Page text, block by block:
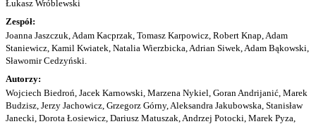
Łukasz Wróblewski
Zespół:
Joanna Jaszczuk, Adam Kacprzak, Tomasz Karpowicz, Robert Knap, Adam
Staniewicz, Kamil Kwiatek, Natalia Wierzbicka, Adrian Siwek, Adam Bąkowski,
Sławomir Cedzyński.
Autorzy:
Wojciech Biedroń, Jacek Karnowski, Marzena Nykiel, Goran Andrijanić, Marek
Budzisz, Jerzy Jachowicz, Grzegorz Górny, Aleksandra Jakubowska, Stanisław
Janecki, Dorota Łosiewicz, Dariusz Matuszak, Andrzej Potocki, Marek Pyza,